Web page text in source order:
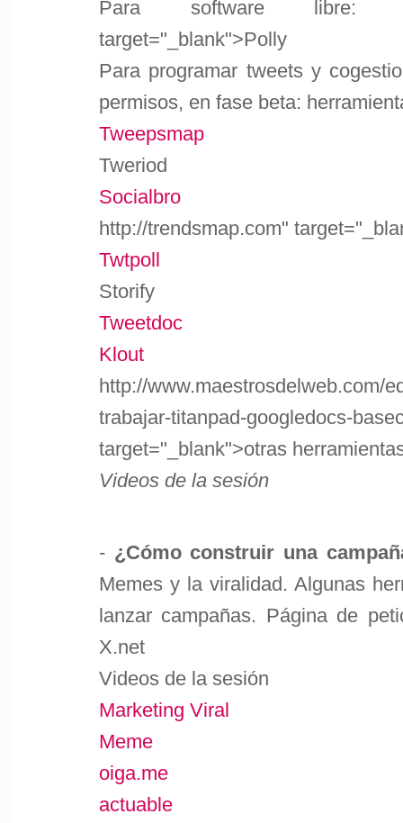
Para software libre:
target="_blank">Polly
Para programar tweets y
permisos, en fase beta:
Tweepsmap
Tweriod
Socialbro
http://trendsmap.com"
Twtpoll
Storify
Tweetdoc
Klout
http://www.maestrosdelweb.com/
trabajar-titanpad-googledocs-
target="_blank">otras
Videos de la sesión
- ¿Cómo construir una
Memes y la viralidad. Algunas
lanzar campañas. Página de
X.net
Videos de la sesión
Marketing Viral
Meme
oiga.me
actuable